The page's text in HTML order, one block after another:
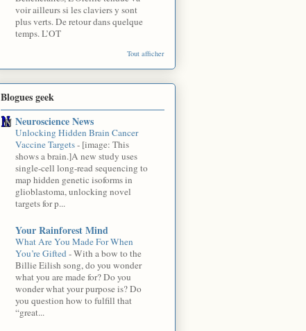
voir ailleurs si les claviers y sont
plus verts. De retour dans quelque
temps. L’OT
Tout afficher
Blogues geek
Neuroscience News
Unlocking Hidden Brain Cancer
Vaccine Targets- [image: This
shows a brain.]A new study uses
single-cell long-read sequencing to
map hidden genetic isoforms in
glioblastoma, unlocking novel
targets for p...
Your Rainforest Mind
What Are You Made For When
You’re Gifted-With a bow to the
Billie Eilish song, do you wonder
what you are made for? Do you
wonder what your purpose is? Do
you question how to fulfill that
“great...